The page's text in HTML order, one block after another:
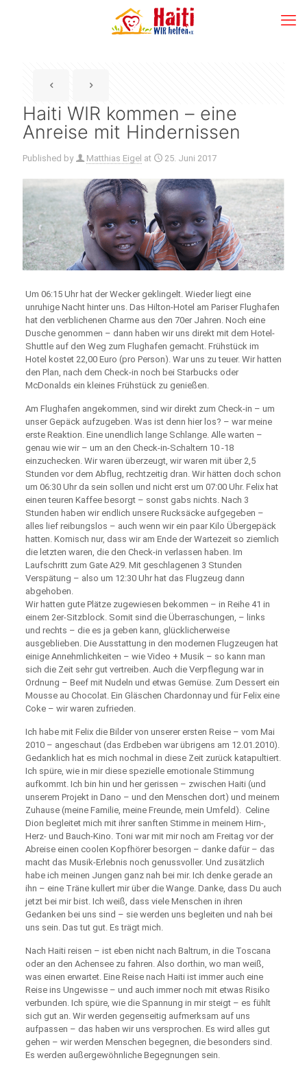
Haiti WIR kommen – eine
Anreise mit Hindernissen
Published by Matthias Eigel at 25. Juni 2017
Um 06:15 Uhr hat der Wecker geklingelt. Wieder liegt eine
unruhige Nacht hinter uns. Das Hilton-Hotel am Pariser Flughafen
hat den verblichenen Charme aus den 70er Jahren. Noch eine
Dusche genommen – dann haben wir uns direkt mit dem Hotel-
Shuttle auf den Weg zum Flughafen gemacht. Frühstück im
Hotel kostet 22,00 Euro (pro Person). War uns zu teuer. Wir hatten
den Plan, nach dem Check-in noch bei Starbucks oder
McDonalds ein kleines Frühstück zu genießen.
Am Flughafen angekommen, sind wir direkt zum Check-in – um
unser Gepäck aufzugeben. Was ist denn hier los? – war meine
erste Reaktion. Eine unendlich lange Schlange. Alle warten –
genau wie wir – um an den Check-in-Schaltern 10 -18
einzuchecken. Wir waren überzeugt, wir waren mit über 2,5
Stunden vor dem Abflug, rechtzeitig dran. Wir hätten doch schon
um 06:30 Uhr da sein sollen und nicht erst um 07:00 Uhr. Felix hat
einen teuren Kaffee besorgt – sonst gabs nichts. Nach 3
Stunden haben wir endlich unsere Rucksäcke aufgegeben –
alles lief reibungslos – auch wenn wir ein paar Kilo Übergepäck
hatten. Komisch nur, dass wir am Ende der Wartezeit so ziemlich
die letzten waren, die den Check-in verlassen haben. Im
Laufschritt zum Gate A29. Mit geschlagenen 3 Stunden
Verspätung – also um 12:30 Uhr hat das Flugzeug dann
abgehoben.
Wir hatten gute Plätze zugewiesen bekommen – in Reihe 41 in
einem 2er-Sitzblock. Somit sind die Überraschungen, – links
und rechts – die es ja geben kann, glücklicherweise
ausgeblieben. Die Ausstattung in den modernen Flugzeugen hat
einige Annehmlichkeiten – wie Video + Musik – so kann man
sich die Zeit sehr gut vertreiben. Auch die Verpflegung war in
Ordnung – Beef mit Nudeln und etwas Gemüse. Zum Dessert ein
Mousse au Chocolat. Ein Gläschen Chardonnay und für Felix eine
Coke – wir waren zufrieden.
Ich habe mit Felix die Bilder von unserer ersten Reise – vom Mai
2010 – angeschaut (das Erdbeben war übrigens am 12.01.2010).
Gedanklich hat es mich nochmal in diese Zeit zurück katapultiert.
Ich spüre, wie in mir diese spezielle emotionale Stimmung
aufkommt. Ich bin hin und her gerissen – zwischen Haiti (und
unserem Projekt in Dano – und den Menschen dort) und meinem
Zuhause (meine Familie, meine Freunde, mein Umfeld). Celine
Dion begleitet mich mit ihrer sanften Stimme in meinem Hirn-,
Herz- und Bauch-Kino. Toni war mit mir noch am Freitag vor der
Abreise einen coolen Kopfhörer besorgen – danke dafür – das
macht das Musik-Erlebnis noch genussvoller. Und zusätzlich
habe ich meinen Jungen ganz nah bei mir. Ich denke gerade an
ihn – eine Träne kullert mir über die Wange. Danke, dass Du auch
jetzt bei mir bist. Ich weiß, dass viele Menschen in ihren
Gedanken bei uns sind – sie werden uns begleiten und nah bei
uns sein. Das tut gut. Es trägt mich.
Nach Haiti reisen – ist eben nicht nach Baltrum, in die Toscana
oder an den Achensee zu fahren. Also dorthin, wo man weiß,
was einen erwartet. Eine Reise nach Haiti ist immer auch eine
Reise ins Ungewisse – und auch immer noch mit etwas Risiko
verbunden. Ich spüre, wie die Spannung in mir steigt – es fühlt
sich gut an. Wir werden gegenseitig aufmerksam auf uns
aufpassen – das haben wir uns versprochen. Es wird alles gut
gehen – wir werden Menschen begegnen, die besonders sind.
Es werden außergewöhnliche Begegnungen sein.